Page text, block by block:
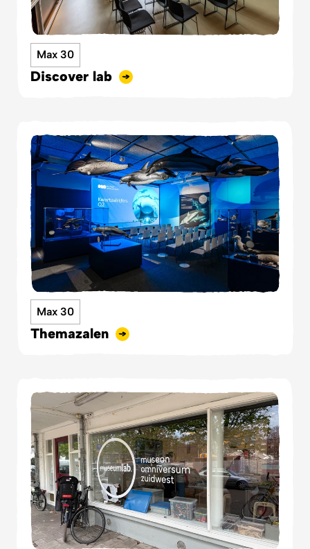
Max 30
Discover lab
Max 30
Themazalen